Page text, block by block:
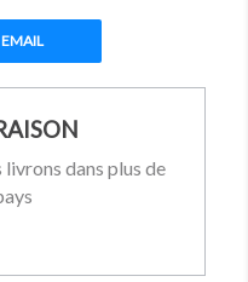
EMAIL
livrons dans plus de